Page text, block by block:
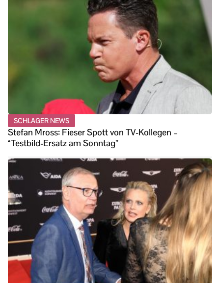
SCHLAGER NEWS
Stefan Mross: Fieser Spott von TV-Kollegen –
“Testbild-Ersatz am Sonntag”